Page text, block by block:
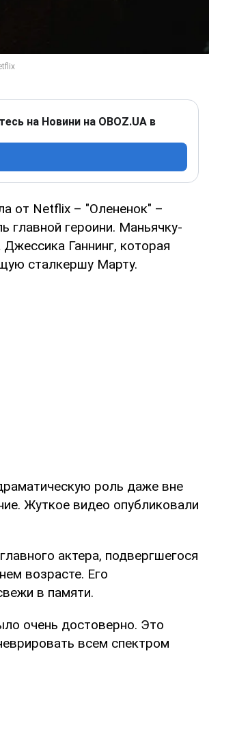
на Новини на OBOZ.UA в
от Netflix – "Олененок" –
главной героини. Маньячку-
Ганнинг, которая
сталкершу Марту.
роль даже вне
Жуткое видео опубликовали
актера, подвергшегося
возрасте. Его
в памяти.
очень достоверно. Это
всем спектром